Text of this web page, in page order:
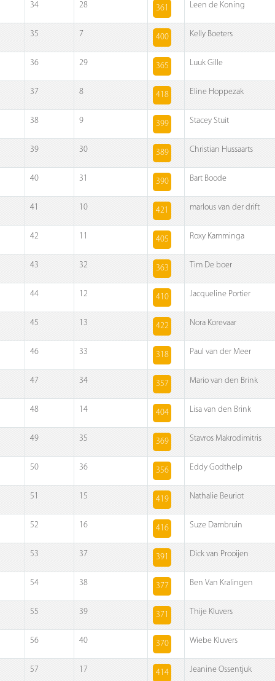
34 28 361 Leen de Koning
35 7 400 Kelly Boeters
36 29 365 Luuk Gille
37 8 418 Eline Hoppezak
38 9 399 Stacey Stuit
39 30 389 Christian Hussaarts
40 31 390 Bart Boode
41 10 421 marlous van der drift
42 11 405 Roxy Kamminga
43 32 363 Tim De boer
44 12 410 Jacqueline Portier
45 13 422 Nora Korevaar
46 33 318 Paul van der Meer
47 34 357 Mario van den Brink
48 14 404 Lisa van den Brink
49 35 369 Stavros Makrodimitris
50 36 356 Eddy Godthelp
51 15 419 Nathalie Beuriot
52 16 416 Suze Dambruin
53 37 391 Dick van Prooijen
54 38 377 Ben Van Kralingen
55 39 371 Thije Kluvers
56 40 370 Wiebe Kluvers
57 17 414 Jeanine Ossentjuk